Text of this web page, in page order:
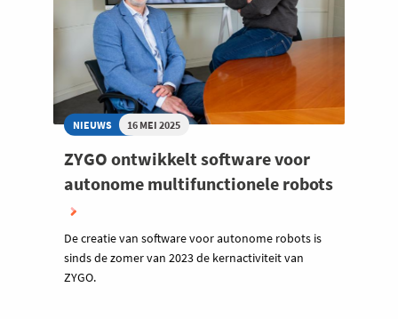
NIEUWS 16 MEI 2025
ZYGO ontwikkelt software voor
autonome multifunctionele robots
De creatie van software voor autonome robots is
sinds de zomer van 2023 de kernactiviteit van
ZYGO.